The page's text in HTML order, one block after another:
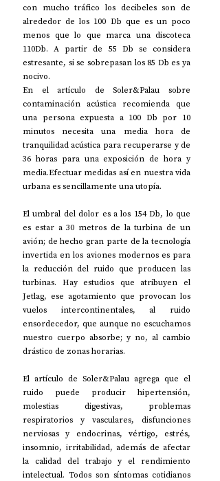
con mucho tráfico los decibeles son de
alrededor de los 100 Db que es un poco
menos que lo que marca una discoteca
110Db. A partir de 55 Db se considera
estresante, si se sobrepasan los 85 Db es ya
nocivo.
En el artículo de Soler&Palau sobre
contaminación acústica recomienda que
una persona expuesta a 100 Db por 10
minutos necesita una media hora de
tranquilidad acústica para recuperarse y de
36 horas para una exposición de hora y
media.Efectuar medidas así en nuestra vida
urbana es sencillamente una utopía.
El umbral del dolor es a los 154 Db, lo que
es estar a 30 metros de la turbina de un
avión; de hecho gran parte de la tecnología
invertida en los aviones modernos es para
la reducción del ruido que producen las
turbinas. Hay estudios que atribuyen el
Jetlag, ese agotamiento que provocan los
vuelos intercontinentales, al ruido
ensordecedor, que aunque no escuchamos
nuestro cuerpo absorbe; y no, al cambio
drástico de zonas horarias.
El artículo de Soler&Palau agrega que el
ruido puede producir hipertensión,
molestias digestivas, problemas
respiratorios y vasculares, disfunciones
nerviosas y endocrinas, vértigo, estrés,
insomnio, irritabilidad, además de afectar
la calidad del trabajo y el rendimiento
intelectual. Todos son síntomas cotidianos